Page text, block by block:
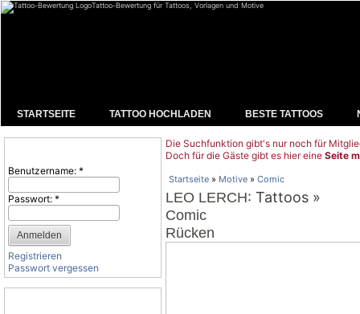
Tattoo-Bewertung für Tattoos, Vorlagen und Motive
STARTSEITE TATTOO HOCHLADEN BESTE TATTOOS
Benutzername: *
Passwort: *
Registrieren
Passwort vergessen
Die Suchfunktion gibt's nur noch für
Doch für die Gäste gibt es hier eine Seite
Startseite » Motive » Comic
LEO LERCH: Tattoos »
Comic
Rücken